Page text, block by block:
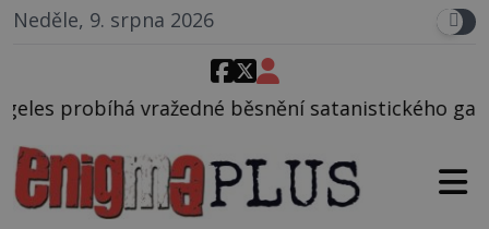
Neděle, 9. srpna 2026
satanistického gangu vedeného